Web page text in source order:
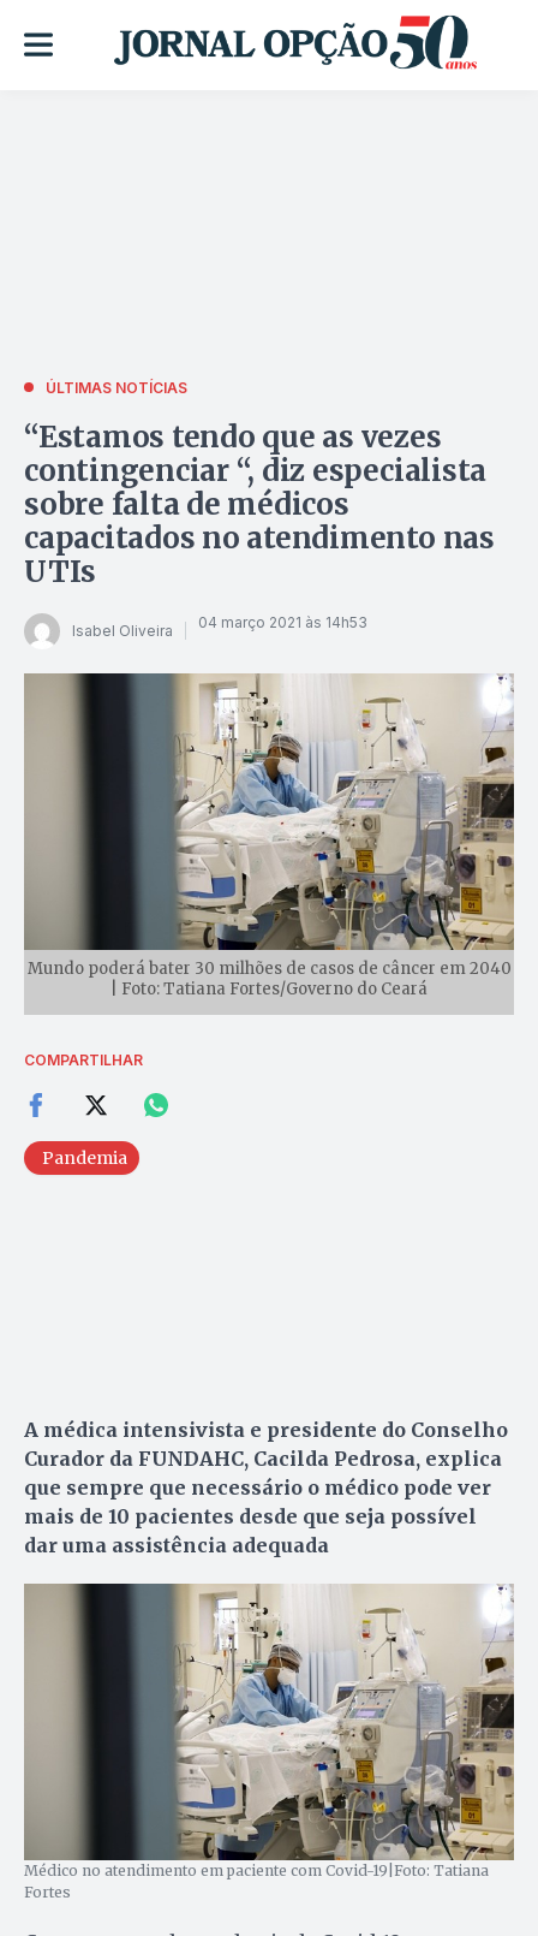
ÚLTIMAS NOTÍCIAS
“Estamos tendo que as vezes
contingenciar “, diz especialista
sobre falta de médicos
capacitados no atendimento nas
UTIs
Isabel Oliveira 04 março 2021 às 14h53
Mundo poderá bater 30 milhões de casos de câncer em 2040
| Foto: Tatiana Fortes/Governo do Ceará
COMPARTILHAR
Pandemia
A médica intensivista e presidente do Conselho
Curador da FUNDAHC, Cacilda Pedrosa, explica
que sempre que necessário o médico pode ver
mais de 10 pacientes desde que seja possível
dar uma assistência adequada
Médico no atendimento em paciente com Covid-19|Foto: Tatiana
Fortes